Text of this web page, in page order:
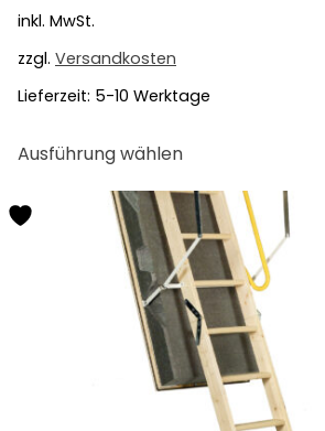
inkl. MwSt.
zzgl. Versandkosten
Lieferzeit: 5-10 Werktage
Ausführung wählenProdukt
weist
mehrere
Varianten
auf.
Die
Optionen
können
auf